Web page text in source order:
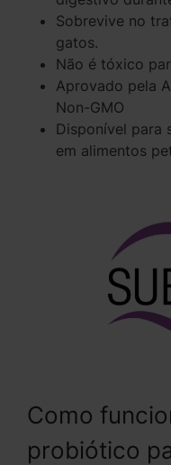
Sobrevive no
gatos.
Não é tóxico
Aprovado pela
Non-GMO
Disponível para
em alimentos
Como
probiótico